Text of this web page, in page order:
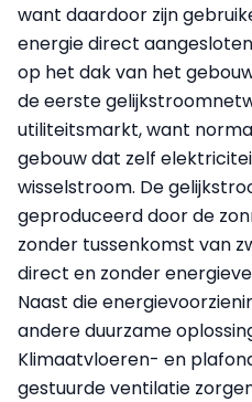
want daardoor zijn
energie direct
op het dak van het
de eerste
utiliteitsmarkt, want
gebouw dat zelf
wisselstroom. De
geproduceerd door de
zonder tussenkomst van
direct en zonder
Naast die
andere duurzame
Klimaatvloeren- en
gestuurde ventilatie